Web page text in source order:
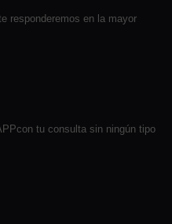
responderemos en la mayor
tu consulta sin ningún tipo